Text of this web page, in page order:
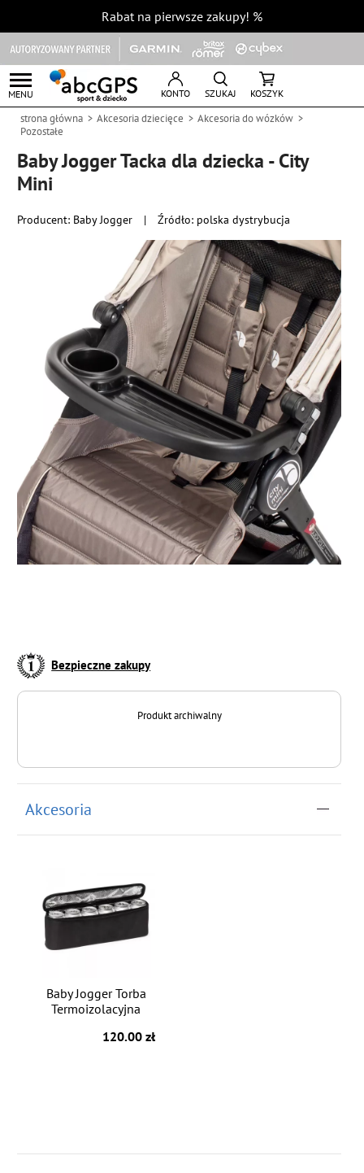
Rabat na pierwsze zakupy! %
MENU KONTO SZUKAJ KOSZYK
strona główna Akcesoria dziecięce
Akcesoria do wózków
Pozostałe
Baby Jogger Tacka dla dziecka - City
Mini
Producent: Baby Jogger | Źródło: polska dystrybucja
Bezpieczne zakupy
Produkt archiwalny
Akcesoria
Baby Jogger Torba
Termoizolacyjna
120.00 zł